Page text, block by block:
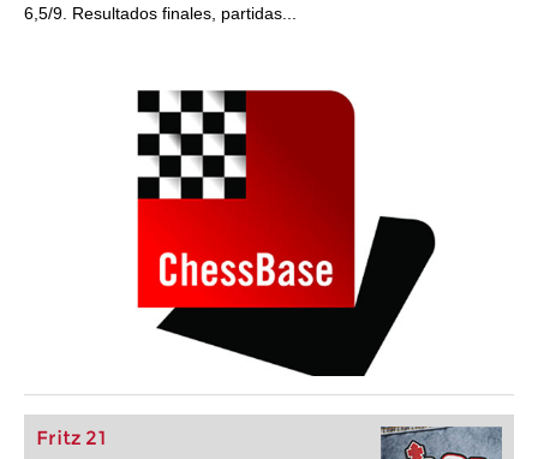
6,5/9. Resultados finales, partidas...
Fritz 21